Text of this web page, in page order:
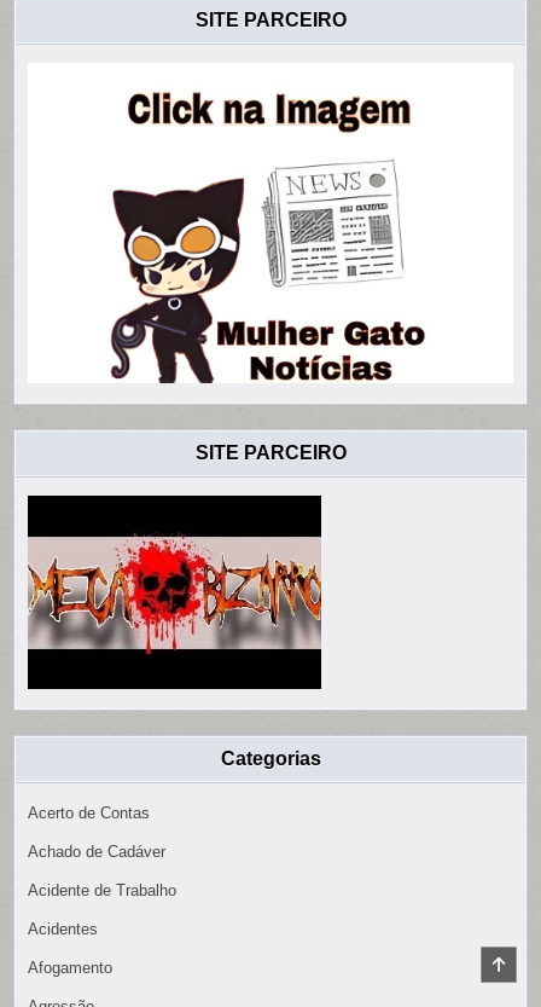
SITE PARCEIRO
SITE PARCEIRO
Categorias
Acerto de Contas
Achado de Cadáver
Acidente de Trabalho
Acidentes
Afogamento
TO